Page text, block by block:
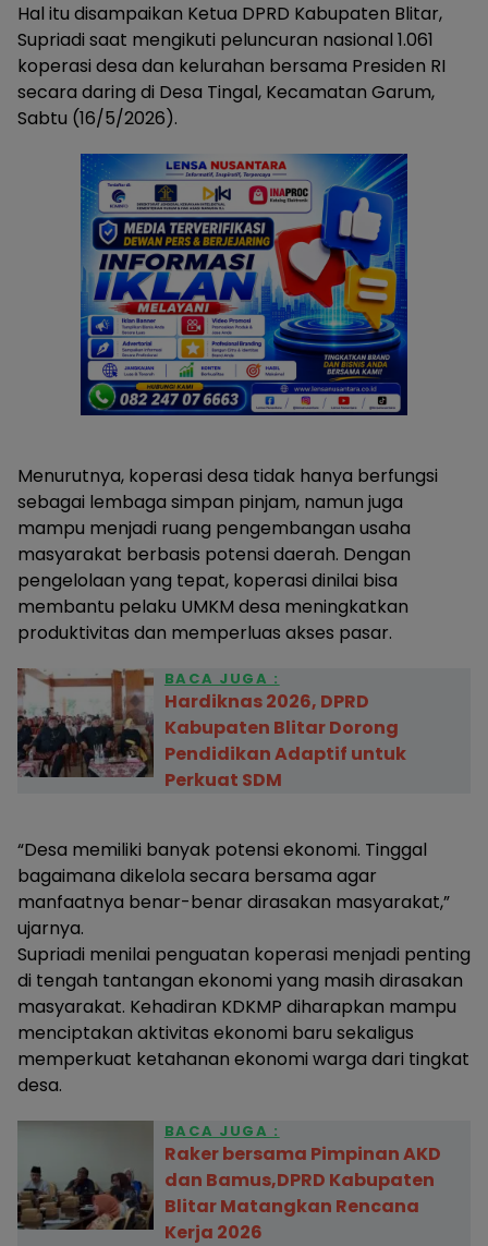
Hal itu disampaikan Ketua DPRD Kabupaten Blitar,
Supriadi saat mengikuti peluncuran nasional 1.061
koperasi desa dan kelurahan bersama Presiden RI
secara daring di Desa Tingal, Kecamatan Garum,
Sabtu (16/5/2026).
Menurutnya, koperasi desa tidak hanya berfungsi
sebagai lembaga simpan pinjam, namun juga
mampu menjadi ruang pengembangan usaha
masyarakat berbasis potensi daerah. Dengan
pengelolaan yang tepat, koperasi dinilai bisa
membantu pelaku UMKM desa meningkatkan
produktivitas dan memperluas akses pasar.
BACA JUGA :
Hardiknas 2026, DPRD
Kabupaten Blitar Dorong
Pendidikan Adaptif untuk
Perkuat SDM
“Desa memiliki banyak potensi ekonomi. Tinggal
bagaimana dikelola secara bersama agar
manfaatnya benar-benar dirasakan masyarakat,”
ujarnya.
Supriadi menilai penguatan koperasi menjadi penting
di tengah tantangan ekonomi yang masih dirasakan
masyarakat. Kehadiran KDKMP diharapkan mampu
menciptakan aktivitas ekonomi baru sekaligus
memperkuat ketahanan ekonomi warga dari tingkat
desa.
BACA JUGA :
Raker bersama Pimpinan AKD
dan Bamus,DPRD Kabupaten
Blitar Matangkan Rencana
Kerja 2026